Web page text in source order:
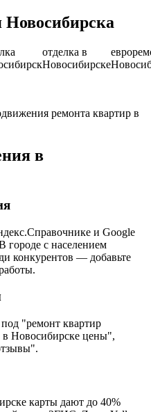
отделка в
Новосибирске
ремонта квартир в
в
и Google
городе с населением
конкурентов — добавьте
"ремонт квартир
Новосибирске цены",
карты дают до 40%